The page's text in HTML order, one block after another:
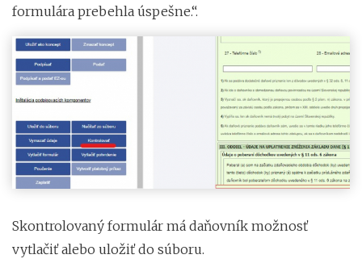
formulára prebehla úspešne.“.
Skontrolovaný formulár má daňovník možnosť
vytlačiť alebo uložiť do súboru.